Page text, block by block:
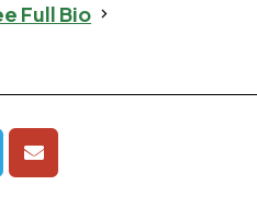
Full Bio